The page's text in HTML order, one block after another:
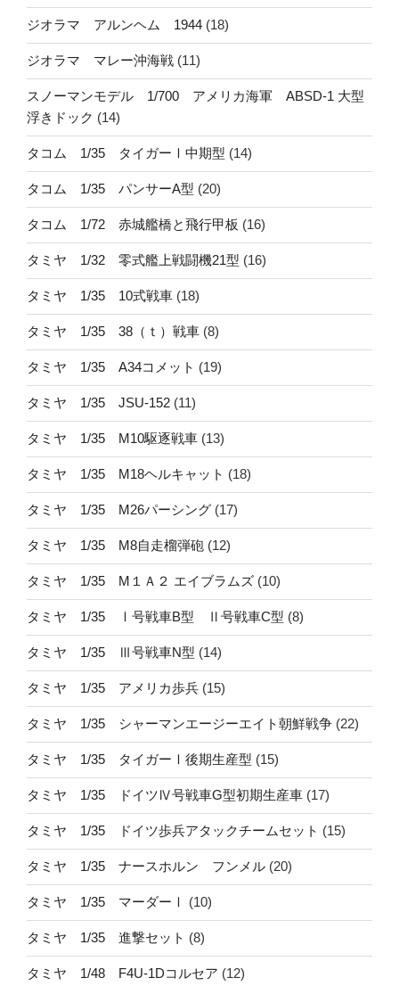
ジオラマ アルンヘム 1944 (18)
ジオラマ マレー沖海戦 (11)
スノーマンモデル 1/700 アメリカ海軍 ABSD-1 大型
浮きドック (14)
タコム 1/35 タイガーⅠ中期型 (14)
タコム 1/35 パンサーA型 (20)
タコム 1/72 赤城艦橋と飛行甲板 (16)
タミヤ 1/32 零式艦上戦闘機21型 (16)
タミヤ 1/35 10式戦車 (18)
タミヤ 1/35 38（ｔ）戦車 (8)
タミヤ 1/35 A34コメット (19)
タミヤ 1/35 JSU-152 (11)
タミヤ 1/35 M10駆逐戦車 (13)
タミヤ 1/35 M18ヘルキャット (18)
タミヤ 1/35 M26パーシング (17)
タミヤ 1/35 M8自走榴弾砲 (12)
タミヤ 1/35 M１Ａ２ エイブラムズ (10)
タミヤ 1/35 Ⅰ号戦車B型 Ⅱ号戦車C型 (8)
タミヤ 1/35 Ⅲ号戦車N型 (14)
タミヤ 1/35 アメリカ歩兵 (15)
タミヤ 1/35 シャーマンエージーエイト朝鮮戦争 (22)
タミヤ 1/35 タイガーⅠ後期生産型 (15)
タミヤ 1/35 ドイツⅣ号戦車G型初期生産車 (17)
タミヤ 1/35 ドイツ歩兵アタックチームセット (15)
タミヤ 1/35 ナースホルン フンメル (20)
タミヤ 1/35 マーダーⅠ (10)
タミヤ 1/35 進撃セット (8)
タミヤ 1/48 F4U-1Dコルセア (12)